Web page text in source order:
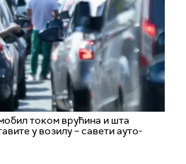
током врућина и шта
у возилу – савети ауто-